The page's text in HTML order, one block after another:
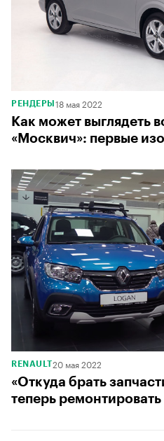
РЕНДЕРЫ 18 мая 2022
Как может выглядеть
«Москвич»: первые
RENAULT20 мая 2022
«Откуда брать
теперь